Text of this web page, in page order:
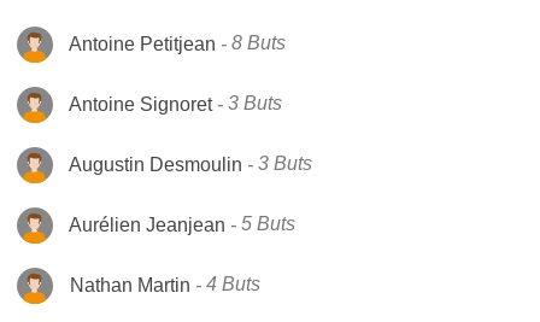
Antoine Petitjean 8 Buts
Antoine Signoret 3 Buts
Augustin Desmoulin 3 Buts
Aurélien Jeanjean 5 Buts
Nathan Martin 4 Buts